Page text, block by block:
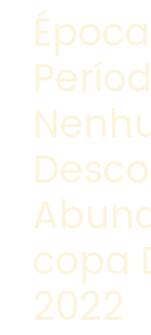
copa
2022